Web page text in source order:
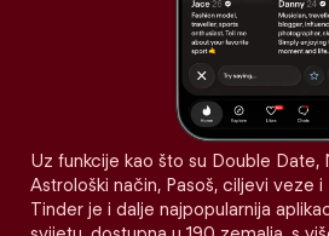
Uz funkcije kao što su Double Date,
Astrološki način, Pasoš, ciljevi veze
Tinder je i dalje najpopularnija